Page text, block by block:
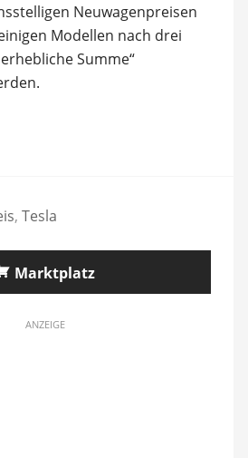
Neuwagenpreisen
Modellen nach drei
Summe“
, Tesla
Marktplatz
ANZEIGE